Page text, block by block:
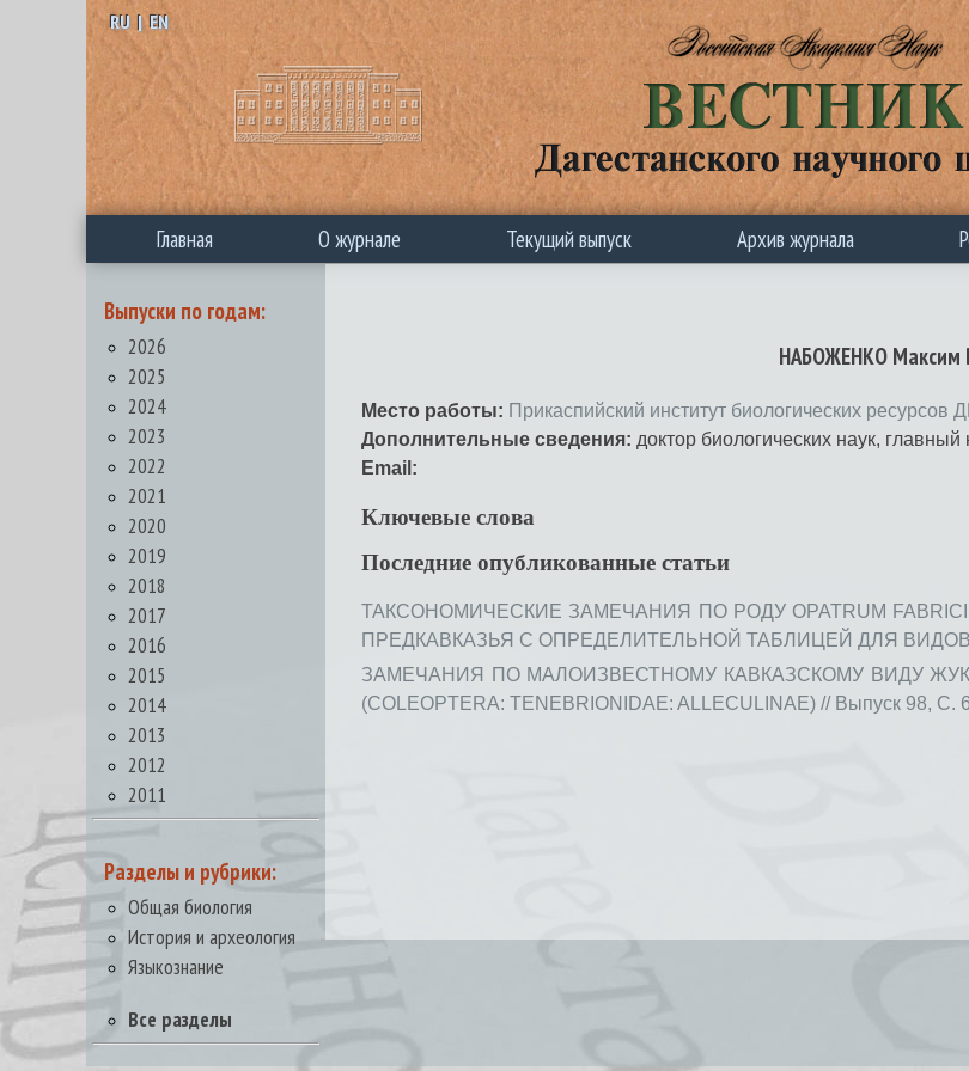
RU | EN
Главная О журнале Текущий выпуск Архив журнала
Выпуски по годам:
2026
2025
2024
2023
2022
2021
2020
2019
2018
2017
2016
2015
2014
2013
2012
2011
Разделы и рубрики:
Общая биология
История и археология
Языкознание
Все разделы
НАБОЖЕНКО Максим
Место работы: Прикаспийский институт биологических ресурсов
Дополнительные сведения: доктор биологических наук,
Email:
Ключевые слова
Последние опубликованные статьи
ТАКСОНОМИЧЕСКИЕ ЗАМЕЧАНИЯ ПО РОДУ OPATRUM
ПРЕДКАВКАЗЬЯ С ОПРЕДЕЛИТЕЛЬНОЙ ТАБЛИЦЕЙ ДЛЯ ВИДОВ //
ЗАМЕЧАНИЯ ПО МАЛОИЗВЕСТНОМУ КАВКАЗСКОМУ ВИДУ
(COLEOPTERA: TENEBRIONIDAE: ALLECULINAE) // Выпуск 98, С.